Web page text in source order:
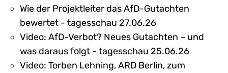
Wie der Projektleiter das AfD-Gutachten
bewertet - tagesschau 27.06.26
Video: AfD-Verbot? Neues Gutachten – und
was daraus folgt - tagesschau 25.06.26
Video: Torben Lehning, ARD Berlin, zum